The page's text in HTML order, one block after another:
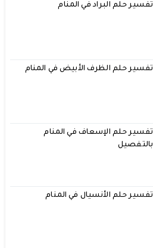
تفسير حلم البراد في المنام
تفسير حلم الظرف الأبيض في المنام
تفسير حلم الإسعاف في المنام
بالتفصيل
تفسير حلم الأنسيال في المنام